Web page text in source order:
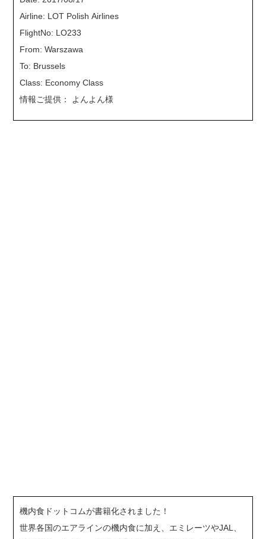
Airline: LOT Polish Airlines
FlightNo: LO233
From: Warszawa
To: Brussels
Class: Economy Class
情報ご提供： よんよん様
機内食ドットコムが書籍化されました！
世界各国のエアラインの機内食に加え、エミレーツやJAL、